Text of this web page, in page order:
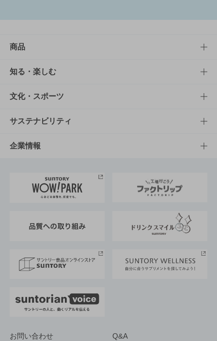
商品
商品TOP
商品一覧
商品発売情報
栄養成分一覧
知る・楽しむ
知る・楽しむTOP
キャンペーン
工場見学
地域情報
文化・スポーツ
文化・スポーツTOP
サントリーホール
サントリーサンバーズ大阪
サステナビリティ
サステナビリティTOP
サントリーが考えるサステナビリティ経営
企業情報
企業概要
採用情報
お問い合わせ Q&A